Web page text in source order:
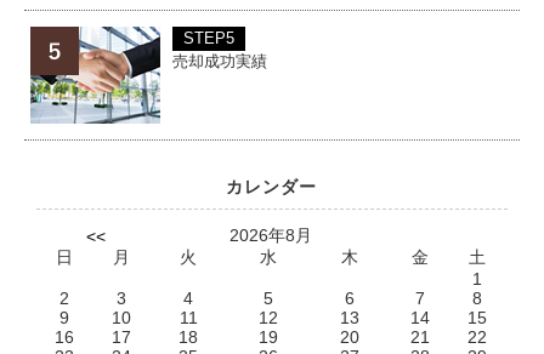
STEP5
売却成功実績
カレンダー
<<
2026年8月
日
月 火 水 木 金
土
1
2
3 4 5 6 7
8
9
10 11 12 13 14
15
16
17 18 19 20 21
22